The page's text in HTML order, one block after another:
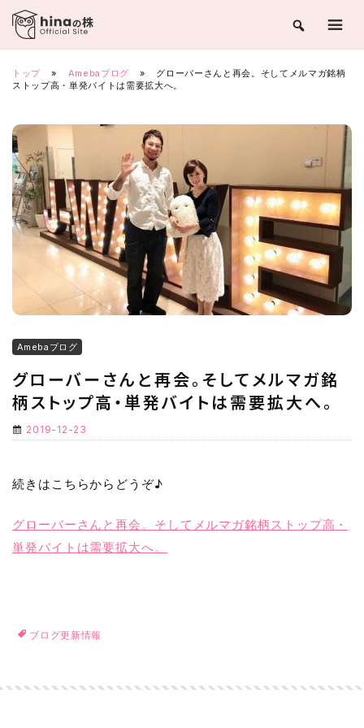
Skip
content
トップ » Amebaブログ »
グローバーさんと再会。そしてメルマガ銘柄
ストップ高・単発バイトは需要拡大へ。
Amebaブログ
グローバーさんと再会。そしてメルマガ銘
柄ストップ高・単発バイトは需要拡大へ。
2019-12-23
続きはこちらからどうぞ♪
グローバーさんと再会。そしてメルマガ銘柄ストップ高・
単発バイトは需要拡大へ。
ブログ更新情報